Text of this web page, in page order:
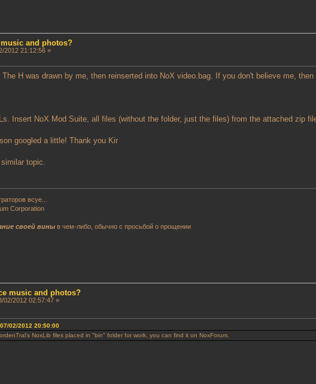
and photos?
2012 21:12:56 »
H was drawn by me, then reinserted into NoX video.bag. If you don't believe me,
Insert NoX Mod Suite, all files (without the folder, just the files) from the attached zip
googled a little! Thank you Kir
topic.
всуе...
Corporation
своей вины в чем-либо, обычно с просьбой о прощении
music and photos?
02/2012 02:57:47 »
02/2012 20:50:00
NoxLib files placed in "bin" folder for work, you can find it on NoxForum.